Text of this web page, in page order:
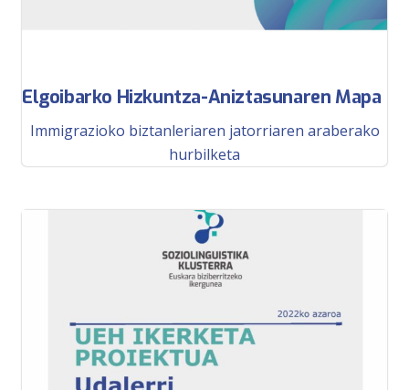
Elgoibarko Hizkuntza-Aniztasunaren Mapa
Immigrazioko biztanleriaren jatorriaren araberako
hurbilketa